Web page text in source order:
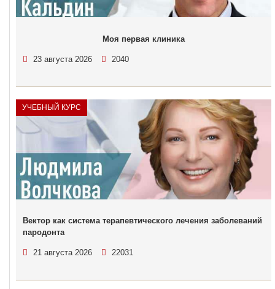
Моя первая клиника
23 августа 2026 2040
УЧЕБНЫЙ КУРС
Вектор как система терапевтического лечения заболеваний
пародонта
21 августа 2026 22031